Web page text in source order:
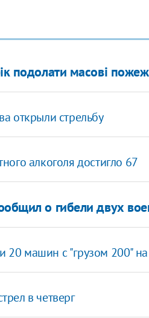
подолати масові
открыли стрельбу
алкоголя достигло 67
о гибели двух
20 машин с "грузом 200"
в четверг